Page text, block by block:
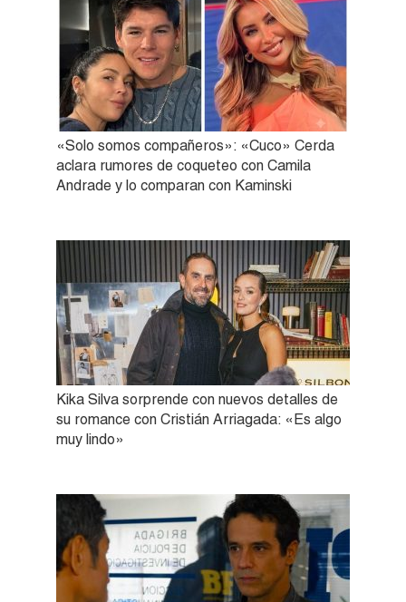
«Solo somos compañeros»: «Cuco» Cerda
aclara rumores de coqueteo con Camila
Andrade y lo comparan con Kaminski
Kika Silva sorprende con nuevos detalles de
su romance con Cristián Arriagada: «Es algo
muy lindo»